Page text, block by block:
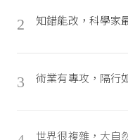
2 知錯能改，科學家
3 術業有專攻，隔行
世界很複雜，大自